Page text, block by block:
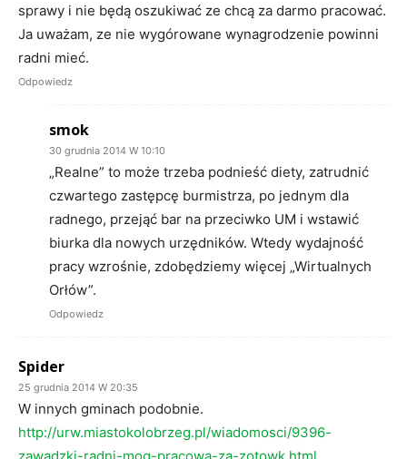
sprawy i nie będą oszukiwać ze chcą za darmo pracować.
Ja uważam, ze nie wygórowane wynagrodzenie powinni
radni mieć.
Odpowiedz
smok
30 grudnia 2014 W 10:10
„Realne” to może trzeba podnieść diety, zatrudnić
czwartego zastępcę burmistrza, po jednym dla
radnego, przejąć bar na przeciwko UM i wstawić
biurka dla nowych urzędników. Wtedy wydajność
pracy wzrośnie, zdobędziemy więcej „Wirtualnych
Orłów”.
Odpowiedz
Spider
25 grudnia 2014 W 20:35
W innych gminach podobnie.
http://urw.miastokolobrzeg.pl/wiadomosci/9396-
zawadzki-radni-mog-pracowa-za-zotowk.html